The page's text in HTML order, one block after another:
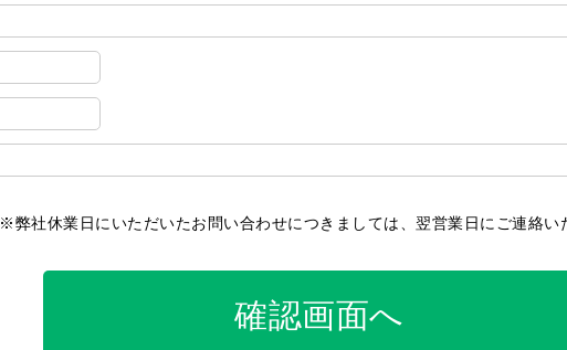
※弊社休業日にいただいたお問い合わせにつきましては、翌営業日にご連絡い